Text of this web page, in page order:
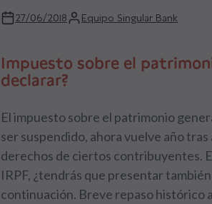
27/06/2018 Equipo Singular Bank
Impuesto sobre el
declarar?
El impuesto sobre el patrimonio
ser suspendido, ahora vuelve año
derechos de ciertos contribuyentes.
IRPF, ¿tendrás que presentar
continuación. Breve repaso histórico